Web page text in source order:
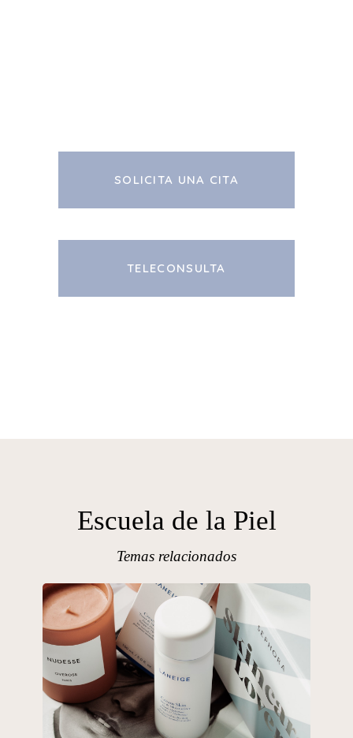
SOLICITA UNA CITA
TELECONSULTA
Escuela de la Piel
Temas relacionados